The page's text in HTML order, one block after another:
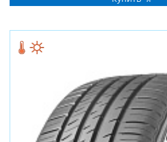
ДЛЯ ГРУЗОВЫХ АВТО
ДЛЯ ЛЕГКОВЫХ АВТО